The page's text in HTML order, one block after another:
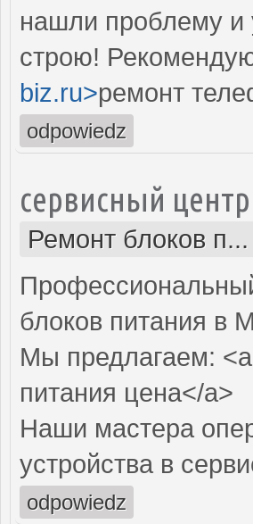
нашли проблему и
строю!
biz.ru>ремонт
odpowiedz
сервисный центр
Ремонт блоков
блоков питания в
Мы предлагаем:
питания цена</a>
Наши мастера
устройства в
odpowiedz